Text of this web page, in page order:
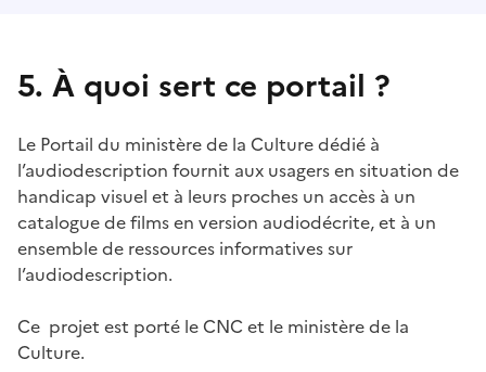
5. À quoi sert ce portail ?
Le Portail du ministère de la Culture dédié à
l’audiodescription fournit aux usagers en situation de
handicap visuel et à leurs proches un accès à un
catalogue de films en version audiodécrite, et à un
ensemble de ressources informatives sur
l’audiodescription.
Ce projet est porté le CNC et le ministère de la
Culture.